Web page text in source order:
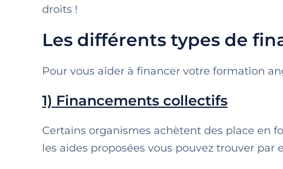
droits !
Les différents types de
Pour vous aider à financer votre formation
1) Financements collectifs
Certains organismes achètent des place en
les aides proposées vous pouvez trouver par